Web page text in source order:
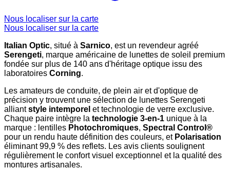
Nous localiser sur la carte
Nous localiser sur la carte
Italian Optic, situé à Sarnico, est un revendeur agréé
Serengeti, marque américaine de lunettes de soleil premium
fondée sur plus de 140 ans d'héritage optique issu des
laboratoires Corning.
Les amateurs de conduite, de plein air et d'optique de
précision y trouvent une sélection de lunettes Serengeti
alliantstyle intemporel et technologie de verre exclusive.
Chaque paire intègre la technologie 3-en-1 unique à la
marque : lentilles Photochromiques, Spectral Control®
pour un rendu haute définition des couleurs, et Polarisation
éliminant 99,9 % des reflets. Les avis clients soulignent
régulièrement le confort visuel exceptionnel et la qualité des
montures artisanales.